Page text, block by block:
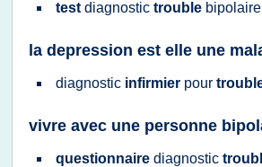
test diagnostic trouble bipolaire
la depression est elle une
diagnostic infirmier pour
vivre avec une personne
questionnaire diagnostic